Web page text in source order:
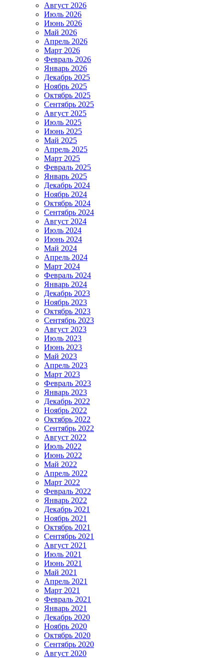
Август 2026
Июль 2026
Июнь 2026
Май 2026
Апрель 2026
Март 2026
Февраль 2026
Январь 2026
Декабрь 2025
Ноябрь 2025
Октябрь 2025
Сентябрь 2025
Август 2025
Июль 2025
Июнь 2025
Май 2025
Апрель 2025
Март 2025
Февраль 2025
Январь 2025
Декабрь 2024
Ноябрь 2024
Октябрь 2024
Сентябрь 2024
Август 2024
Июль 2024
Июнь 2024
Май 2024
Апрель 2024
Март 2024
Февраль 2024
Январь 2024
Декабрь 2023
Ноябрь 2023
Октябрь 2023
Сентябрь 2023
Август 2023
Июль 2023
Июнь 2023
Май 2023
Апрель 2023
Март 2023
Февраль 2023
Январь 2023
Декабрь 2022
Ноябрь 2022
Октябрь 2022
Сентябрь 2022
Август 2022
Июль 2022
Июнь 2022
Май 2022
Апрель 2022
Март 2022
Февраль 2022
Январь 2022
Декабрь 2021
Ноябрь 2021
Октябрь 2021
Сентябрь 2021
Август 2021
Июль 2021
Июнь 2021
Май 2021
Апрель 2021
Март 2021
Февраль 2021
Январь 2021
Декабрь 2020
Ноябрь 2020
Октябрь 2020
Сентябрь 2020
Август 2020